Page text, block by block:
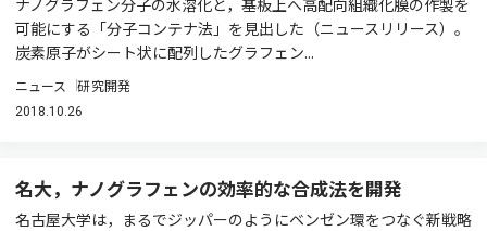
ナノグラフェン分子の水溶化と，基板上へ高配向組織化膜の作製を
可能にする「分子コンテナ法」を見出した（ニュースリリース）。
炭素原子がシート状に配列したグラフェン...
ニュース 研究開発
2018.10.26
名大，ナノグラフェンの効率的な合成法を開発
名古屋大学は，まるでジッパーのようにベンゼン環をつなぐ新戦略